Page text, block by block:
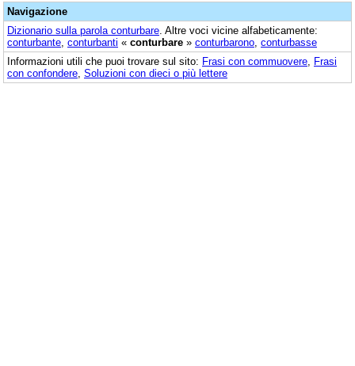
Navigazione
Dizionario sulla parola conturbare . Altre voci vicine alfabeticamente:
conturbante conturbanti « conturbare » conturbarono conturbasse
Informazioni utili che puoi trovare sul sito: Frasi con commuovere Frasi
con confondere Soluzioni con dieci o più lettere